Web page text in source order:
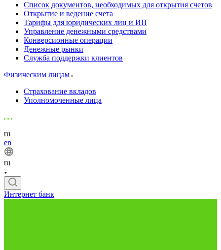
Список документов, необходимых для открытия счетов
Открытие и ведение счета
Тарифы для юридических лиц и ИП
Управление денежными средствами
Конверсионные операции
Денежные рынки
Служба поддержки клиентов
Физическим лицам
Страхование вкладов
Уполномоченные лица
ru
en
ru
Интернет банк